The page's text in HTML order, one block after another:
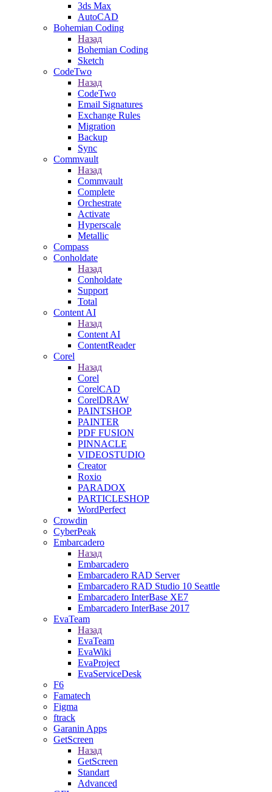
3ds Max
AutoCAD
Bohemian Coding
Назад
Bohemian Coding
Sketch
CodeTwo
Назад
CodeTwo
Email Signatures
Exchange Rules
Migration
Backup
Sync
Commvault
Назад
Commvault
Complete
Orchestrate
Activate
Hyperscale
Metallic
Compass
Conholdate
Назад
Conholdate
Support
Total
Content AI
Назад
Content AI
ContentReader
Corel
Назад
Corel
CorelCAD
CorelDRAW
PAINTSHOP
PAINTER
PDF FUSION
PINNACLE
VIDEOSTUDIO
Creator
Roxio
PARADOX
PARTICLESHOP
WordPerfect
Crowdin
CyberPeak
Embarcadero
Назад
Embarcadero
Embarcadero RAD Server
Embarcadero RAD Studio 10 Seattle
Embarcadero InterBase XE7
Embarcadero InterBase 2017
EvaTeam
Назад
EvaTeam
EvaWiki
EvaProject
EvaServiceDesk
F6
Famatech
Figma
ftrack
Garanin Apps
GetScreen
Назад
GetScreen
Standart
Advanced